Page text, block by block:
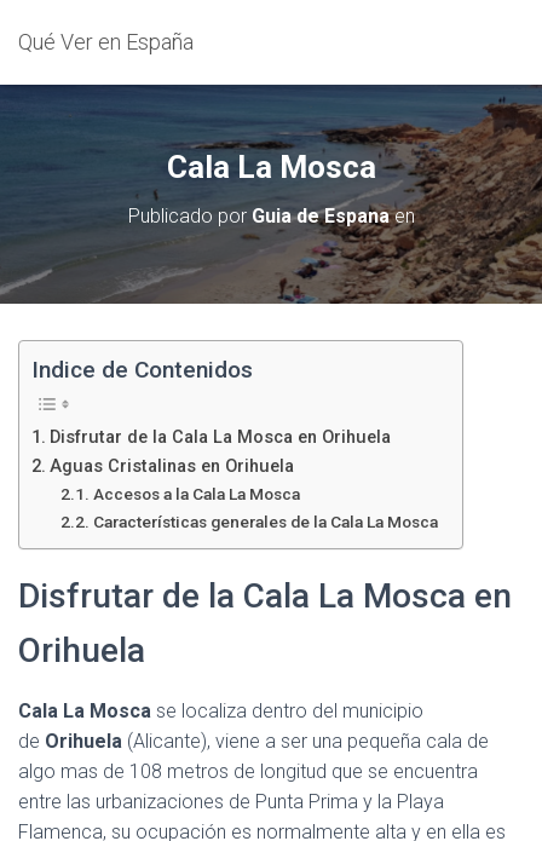
Qué Ver en España
Cala La Mosca
Publicado por Guia de Espanaen
Indice de Contenidos
Disfrutar de la Cala La Mosca en Orihuela
Aguas Cristalinas en Orihuela
Accesos a la Cala La Mosca
Características generales de la Cala La Mosca
Disfrutar de la Cala La Mosca en
Orihuela
Cala La Mosca se localiza dentro del municipio
de Orihuela (Alicante), viene a ser una pequeña cala de
algo mas de 108 metros de longitud que se encuentra
entre las urbanizaciones de Punta Prima y la Playa
Flamenca, su ocupación es normalmente alta y en ella es